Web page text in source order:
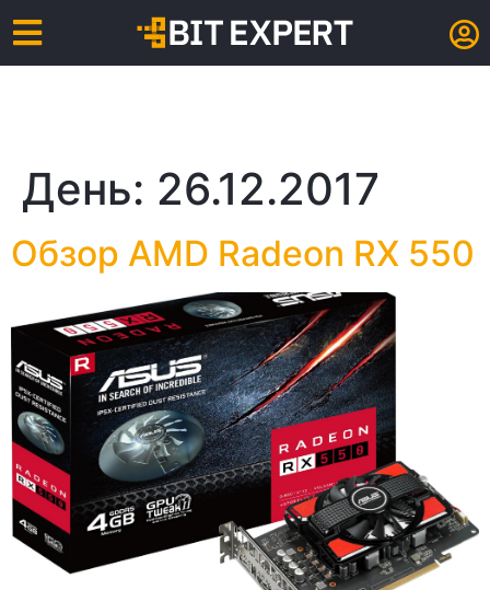
День: 26.12.2017
Обзор AMD Radeon RX 550